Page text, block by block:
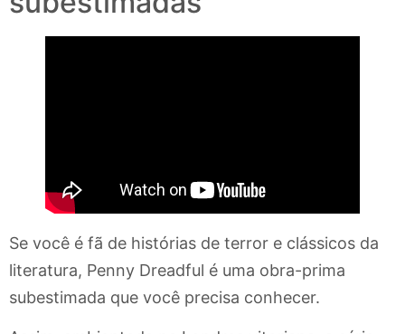
Se você é fã de histórias de terror e clássicos da
literatura, Penny Dreadful é uma obra-prima
subestimada que você precisa conhecer.